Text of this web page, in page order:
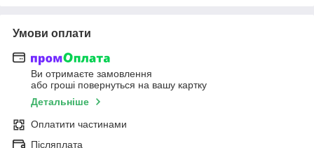
Умови оплати
Ви отримаєте замовлення
або гроші повернуться на вашу картку
Детальніше
Оплатити частинами
Післяплата